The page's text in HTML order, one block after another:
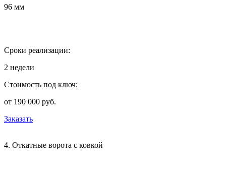
96 мм
Сроки реализации:
2 недели
Стоимость под ключ:
от 190 000 руб.
Заказать
4. Откатные ворота с ковкой